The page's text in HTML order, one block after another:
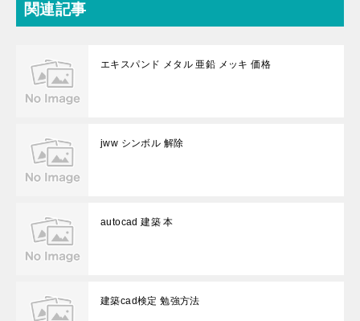
関連記事
エキスパンド メタル 亜鉛 メッキ 価格
jww シンボル 解除
autocad 建築 本
建築cad検定 勉強方法